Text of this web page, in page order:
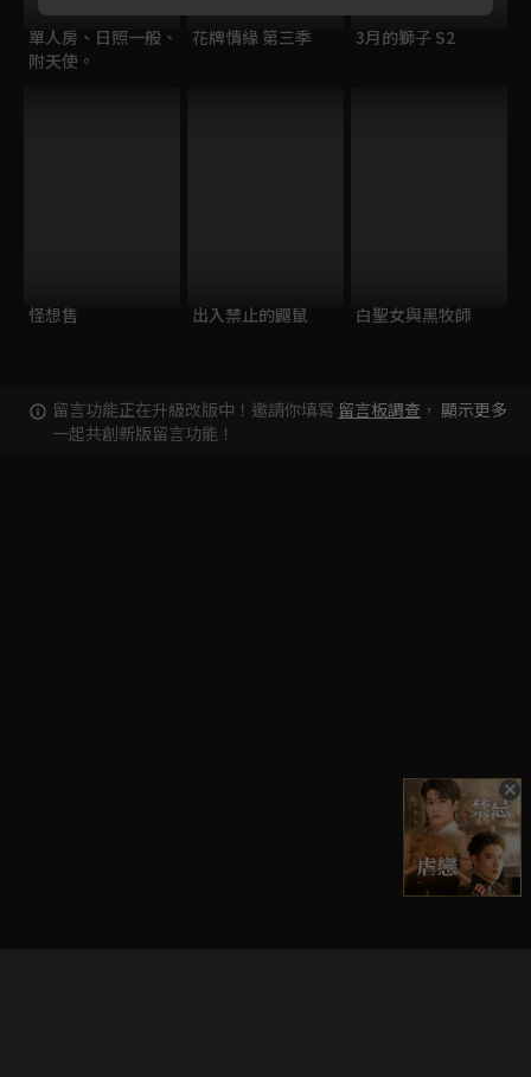
單人房、日照一般、
附天使。
花牌情緣 第三季 3月的獅子 S2
怪想售 出入禁止的鼴鼠 白聖女與黑牧師
留言功能正在升級改版中！邀請你填寫 留言板調查 ，
一起共創新版留言功能！
顯示更多